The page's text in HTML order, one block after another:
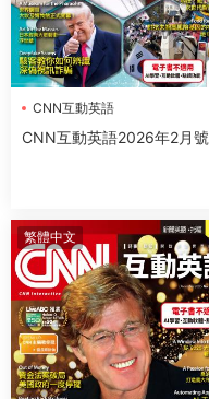
CNN互動英語
CNN互動英語2026年2月號
繁體中文